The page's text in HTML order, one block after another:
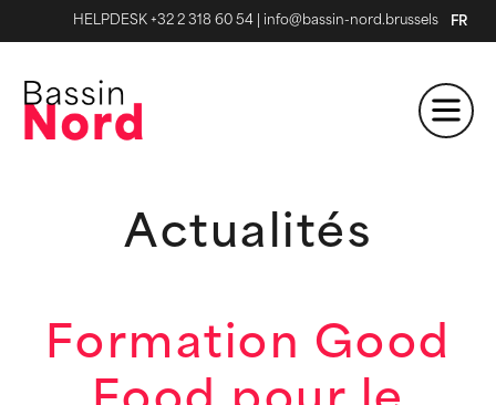
HELPDESK +32 2 318 60 54 info@bassin-nord.brussels FR
Actualités
Formation Good